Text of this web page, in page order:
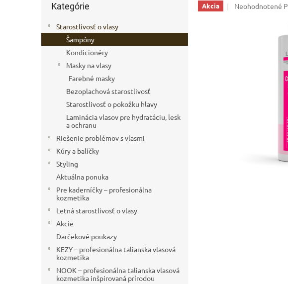
p
a
kategórie
Kategórie
Starostlivosť o vlasy
Šampóny
Kondicionéry
Masky na vlasy
Farebné masky
Bezoplachová starostlivosť
Starostlivosť o pokožku hlavy
Laminácia vlasov pre hydratáciu, lesk
a ochranu
Riešenie problémov s vlasmi
Kúry a balíčky
Styling
Aktuálna ponuka
Pre kaderníčky – profesionálna
kozmetika
Letná starostlivosť o vlasy
Akcie
Darčekové poukazy
KEZY – profesionálna talianska vlasová
kozmetika
NOOK – profesionálna talianska vlasová
kozmetika inšpirovaná prírodou
Akcia
Priemerné
Neohodnotené